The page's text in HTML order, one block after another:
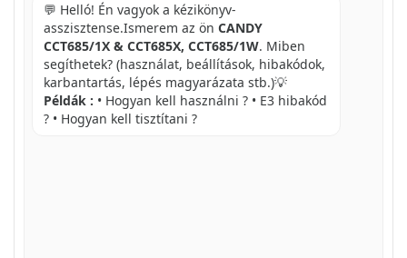
💬 Helló! Én vagyok a kézikönyv-
asszisztense.Ismerem az ön CANDY
CCT685/1X & CCT685X, CCT685/1W. Miben
segíthetek? (használat, beállítások, hibakódok,
karbantartás, lépés magyarázata stb.)💡
Példák : • Hogyan kell használni ? • E3 hibakód
? • Hogyan kell tisztítani ?